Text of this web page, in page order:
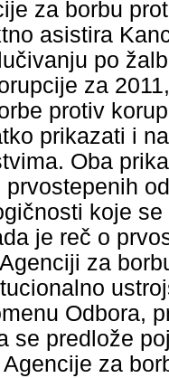
za borbu
asistira
po
za
protiv
prikazati i
Oba
prvostepenih
koje
je reč o
za
Odbora,
se predlože
za